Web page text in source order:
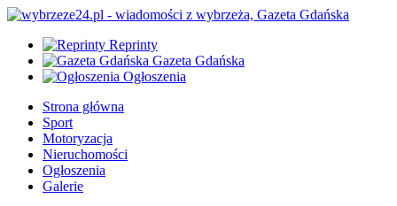
Reprinty
Gazeta Gdańska
Ogłoszenia
Strona główna
Sport
Motoryzacja
Nieruchomości
Ogłoszenia
Galerie